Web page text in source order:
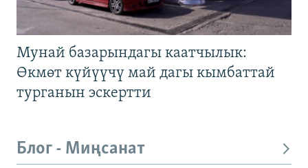
Мунай базарындагы каатчылык:
Өкмөт күйүүчү май дагы кымбаттай
турганын эскертти
Блог - Миңсанат